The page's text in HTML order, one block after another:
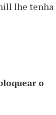
lhe tenha
o